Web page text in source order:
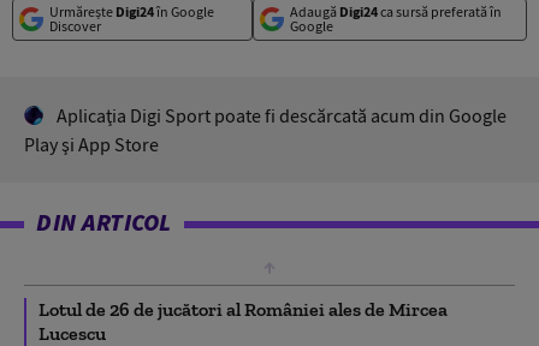
Urmărește Digi24în Google
Discover
Adaugă Digi24ca sursă preferată în
Google
Aplicaţia Digi Sport poate fi descărcată acum din Google
Play şi App Store
DIN ARTICOL
Lotul de 26 de jucători al României ales de Mircea
Lucescu